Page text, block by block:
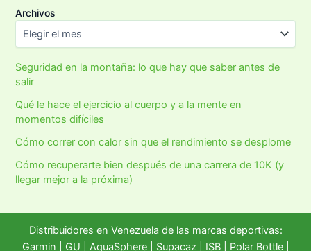
Archivos
Seguridad en la montaña: lo que hay que saber antes de
salir
Qué le hace el ejercicio al cuerpo y a la mente en
momentos difíciles
Cómo correr con calor sin que el rendimiento se desplome
Cómo recuperarte bien después de una carrera de 10K (y
llegar mejor a la próxima)
Distribuidores en Venezuela de las marcas deportivas:
Garmin
GU AquaSphere| Supacaz | ISB | Polar Bottle|